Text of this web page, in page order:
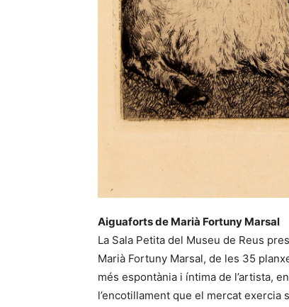
Aiguaforts de Marià Fortuny Marsal
La Sala Petita del Museu de Reus
Marià Fortuny Marsal, de les 35
més espontània i íntima de l’artista,
l’encotillament que el mercat